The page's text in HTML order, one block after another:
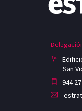
San
944